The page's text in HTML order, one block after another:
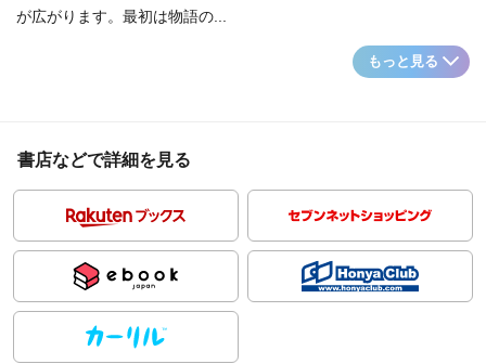
が広がります。最初は物語の...
もっと見る
書店などで詳細を見る